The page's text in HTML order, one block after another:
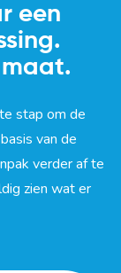
een
stap om de
van de
verder af te
zien wat er